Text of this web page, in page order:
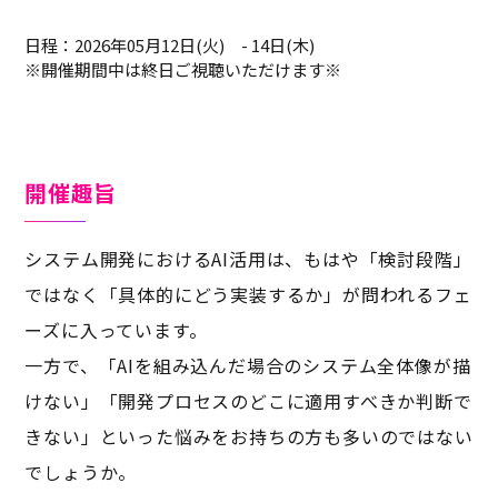
日程：2026年05月12日(火) - 14日(木)
※開催期間中は終日ご視聴いただけます※
開催趣旨
システム開発におけるAI活用は、もはや「検討段階」
ではなく「具体的にどう実装するか」が問われるフェ
ーズに入っています。
一方で、「AIを組み込んだ場合のシステム全体像が描
けない」「開発プロセスのどこに適用すべきか判断で
きない」といった悩みをお持ちの方も多いのではない
でしょうか。